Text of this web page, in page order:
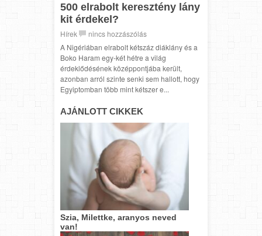
500 elrabolt keresztény lány
kit érdekel?
Hírek
nincs hozzászólás
A Nigériában elrabolt kétszáz diáklány és a
Boko Haram egy-két hétre a világ
érdeklődésének középpontjába került,
azonban arról szinte senki sem hallott, hogy
Egyiptomban több mint kétszer e...
AJÁNLOTT CIKKEK
Szia, Milettke, aranyos neved
van!